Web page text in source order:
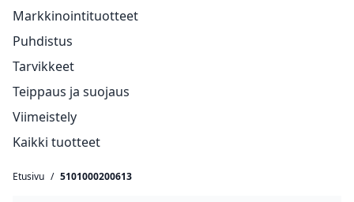
Markkinointituotteet
Puhdistus
Tarvikkeet
Teippaus ja suojaus
Viimeistely
Kaikki tuotteet
Etusivu / 5101000200613